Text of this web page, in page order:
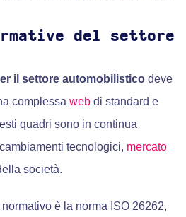
del settore
il settore automobilistico deve
complessa web di standard e
quadri sono in continua
tecnologici, mercato
società.
è la norma ISO 26262,